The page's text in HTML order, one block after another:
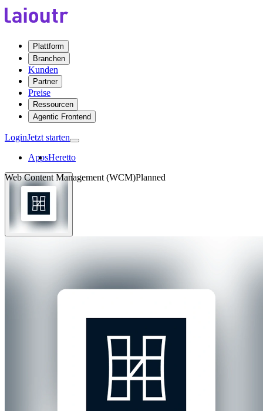
Plattform
Branchen
Kunden
Partner
Preise
Ressourcen
Agentic Frontend
LoginJetzt starten
AppsHeretto
Web Content Management (WCM)Planned